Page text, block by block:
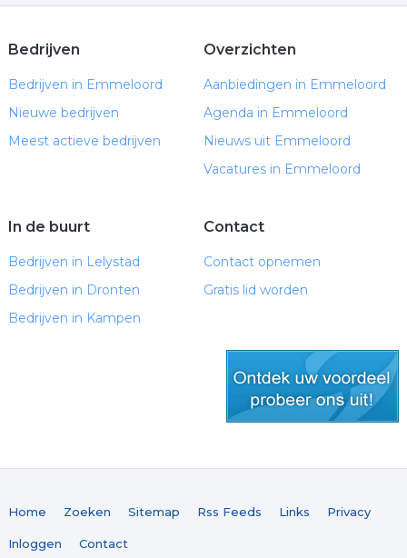
Bedrijven
Bedrijven in Emmeloord
Nieuwe bedrijven
Meest actieve bedrijven
Overzichten
Aanbiedingen in Emmeloord
Agenda in Emmeloord
Nieuws uit Emmeloord
Vacatures in Emmeloord
In de buurt
Bedrijven in Lelystad
Bedrijven in Dronten
Bedrijven in Kampen
Contact
Contact opnemen
Gratis lid worden
Home Zoeken Sitemap Rss Feeds Links Privacy
Inloggen Contact